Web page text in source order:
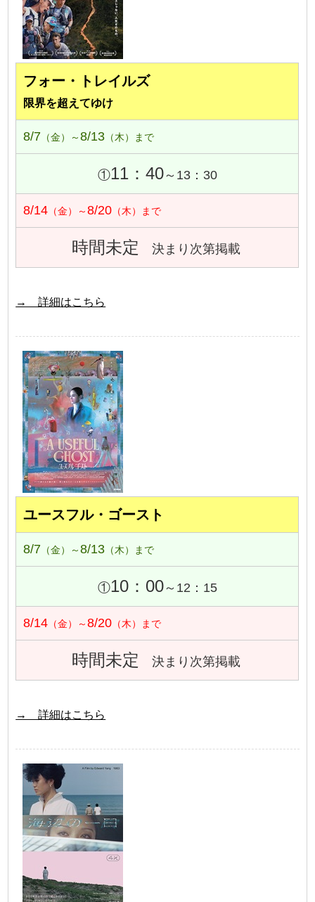
フォー・トレイルズ
限界を超えてゆけ
8/7 （金）～8/13 （木）まで
①11：40～13：30
8/14 （金）～8/20 （木）まで
時間未定 決まり次第掲載
→ 詳細はこちら
ユースフル・ゴースト
8/7 （金）～8/13 （木）まで
①10：00～12：15
8/14 （金）～8/20 （木）まで
時間未定 決まり次第掲載
→ 詳細はこちら